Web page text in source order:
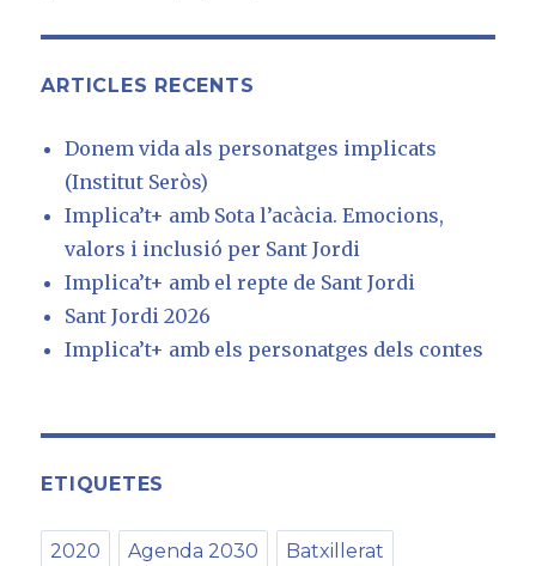
ARTICLES RECENTS
Donem vida als personatges implicats
(Institut Seròs)
Implica’t+ amb Sota l’acàcia. Emocions,
valors i inclusió per Sant Jordi
Implica’t+ amb el repte de Sant Jordi
Sant Jordi 2026
Implica’t+ amb els personatges dels contes
ETIQUETES
2020 Agenda 2030 Batxillerat